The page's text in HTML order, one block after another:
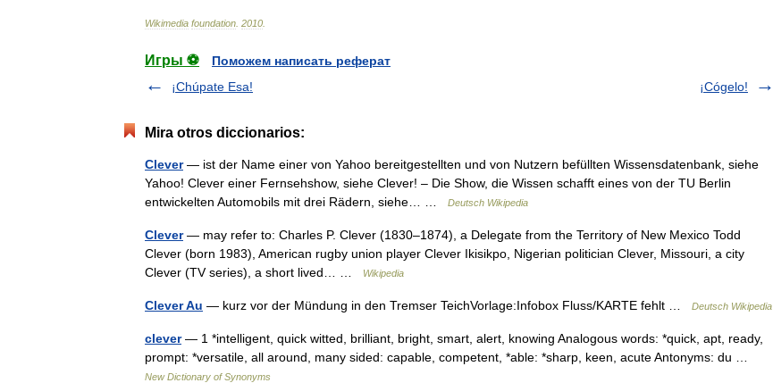
Wikimedia foundation 2010
Игры ⚽
Поможем написать реферат
¡Chúpate Esa!
¡Cógelo!
Mira otros diccionarios:
Clever— ist der Name einer von Yahoo bereitgestellten und von Nutzern befüllten Wissensdatenbank, siehe
Yahoo! Clever einer Fernsehshow, siehe Clever! – Die Show, die Wissen schafft eines von der TU Berlin
entwickelten Automobils mit drei Rädern, siehe… …
Deutsch Wikipedia
Clever— may refer to: Charles P. Clever (1830–1874), a Delegate from the Territory of New Mexico Todd
Clever (born 1983), American rugby union player Clever Ikisikpo, Nigerian politician Clever, Missouri, a city
Clever (TV series), a short lived… …
Wikipedia
Clever Au — kurz vor der Mündung in den Tremser TeichVorlage:Infobox Fluss/KARTE fehlt … Deutsch Wikipedia
clever— 1 *intelligent, quick witted, brilliant, bright, smart, alert, knowing Analogous words: *quick, apt, ready,
prompt: *versatile, all around, many sided: capable, competent, *able: *sharp, keen, acute Antonyms: du …
New Dictionary of Synonyms